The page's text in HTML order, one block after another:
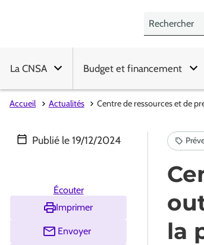
La CNSA Budget et financement
Accueil Actualités Centre de ressources et de
la
Publié le19/12/2024
Écouter
Imprimer
Envoyer